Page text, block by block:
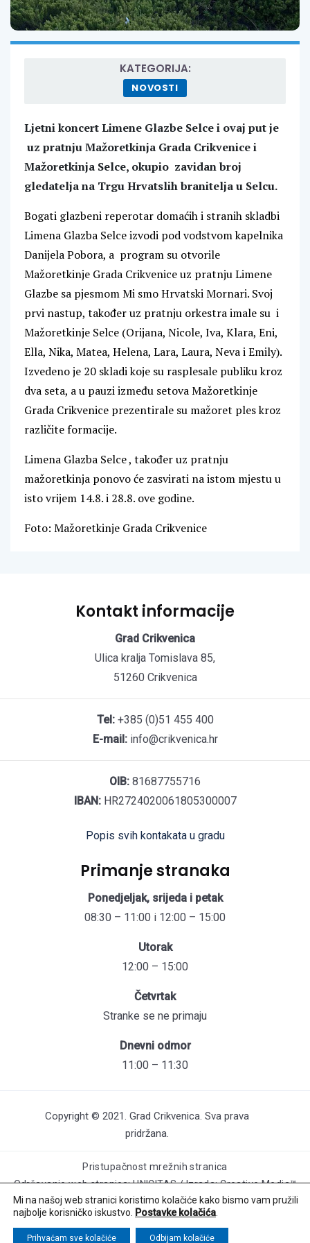
KATEGORIJA:
NOVOSTI
Ljetni koncert Limene Glazbe Selce i ovaj put je
uz pratnju Mažoretkinja Grada Crikvenice i
Mažoretkinja Selce, okupio zavidan broj
gledatelja na Trgu Hrvatslih branitelja u Selcu.
Bogati glazbeni reperotar domaćih i stranih skladbi
Limena Glazba Selce izvodi pod vodstvom kapelnika
Danijela Pobora, a program su otvorile
Mažoretkinje Grada Crikvenice uz pratnju Limene
Glazbe sa pjesmom Mi smo Hrvatski Mornari. Svoj
prvi nastup, također uz pratnju orkestra imale su i
Mažoretkinje Selce (Orijana, Nicole, Iva, Klara, Eni,
Ella, Nika, Matea, Helena, Lara, Laura, Neva i Emily).
Izvedeno je 20 skladi koje su rasplesale publiku kroz
dva seta, a u pauzi između setova Mažoretkinje
Grada Crikvenice prezentirale su mažoret ples kroz
različite formacije.
Limena Glazba Selce , također uz pratnju
mažoretkinja ponovo će zasvirati na istom mjestu u
isto vrijem 14.8. i 28.8. ove godine.
Foto: Mažoretkinje Grada Crikvenice
Kontakt informacije
Grad Crikvenica
Ulica kralja Tomislava 85,
51260 Crikvenica
Tel:+385 (0)51 455 400
E-mail:info@crikvenica.hr
OIB: 81687755716
IBAN:HR2724020061805300007
Popis svih kontakata u gradu
Primanje stranaka
Ponedjeljak, srijeda i petak
08:30 – 11:00 i 12:00 – 15:00
Utorak
12:00 – 15:00
Četvrtak
Stranke se ne primaju
Dnevni odmor
11:00 – 11:30
Copyright © 2021. Grad Crikvenica. Sva prava
pridržana.
Pristupačnost mrežnih stranica
Održavanje web stranica: UNICITAS / Izrada: Creative Media™
Mi na našoj web stranici koristimo kolačiće kako bismo vam pružili
najbolje korisničko iskustvo.
Postavke kolačića
Prihvaćam sve kolačiće Odbijam kolačiće